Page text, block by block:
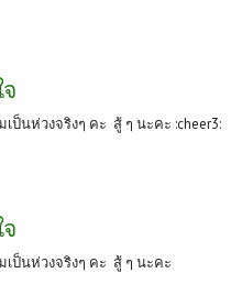
ป็นห่วงจริงๆ คะ สู้ ๆ นะคะ :cheer3:
ป็นห่วงจริงๆ คะ สู้ ๆ นะคะ